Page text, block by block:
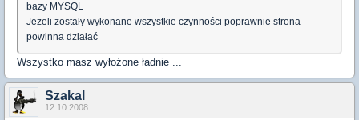
bazy MYSQL
Jeżeli zostały wykonane wszystkie czynności poprawnie strona
powinna działać
Wszystko masz wyłożone ładnie ...
Szakal
12.10.2008